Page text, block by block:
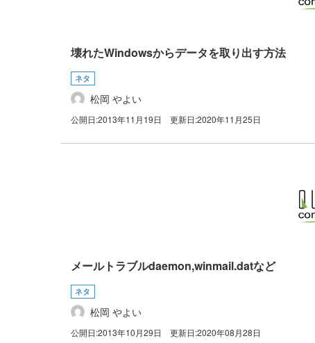
壊れたWindowsからデータを取り出す方法
ネタ
松岡 やよい
公開日:2013年11月19日 更新日:2020年11月25日
メールトラブルdaemon,winmail.datなど
ネタ
松岡 やよい
公開日:2013年10月29日 更新日:2020年08月28日